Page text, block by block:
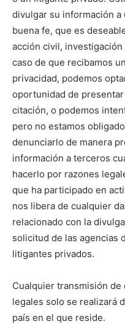
divulgar su información
buena fe, que es
acción civil,
caso de que recibamos
privacidad, podemos
oportunidad de
citación, o podemos
pero no estamos
denunciarlo de manera
información a terceros
hacerlo por razones
que ha participado en
nos libera de cualquier
relacionado con la
solicitud de las agencias
litigantes privados.
Cualquier transmisión
legales solo se realizará
país en el que reside.